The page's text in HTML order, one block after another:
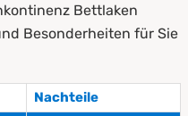
Bettlaken
Besonderheiten für Sie
Nachteile